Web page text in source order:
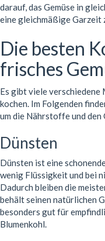
darauf, das Gemüse in
eine gleichmäßige Garzeit
Die besten
frisches
Es gibt viele verschiedene
kochen. Im Folgenden
um die Nährstoffe und den
Dünsten
Dünsten ist eine
wenig Flüssigkeit und bei
Dadurch bleiben die
behält seinen natürlichen
besonders gut für
Blumenkohl.